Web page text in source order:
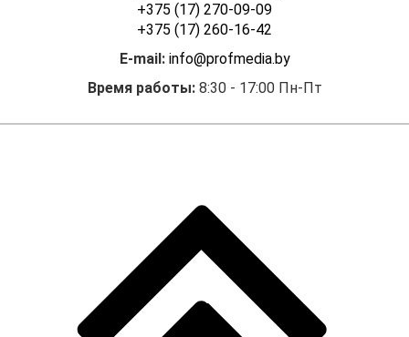
+375 (17) 270-09-09
+375 (17) 260-16-42
E-mail: info@profmedia.by
Время работы:8:30 - 17:00 Пн-Пт